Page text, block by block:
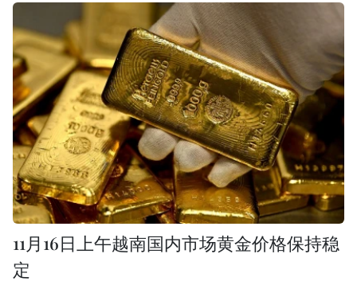
11月16日上午越南国内市场黄金价格保持稳
定